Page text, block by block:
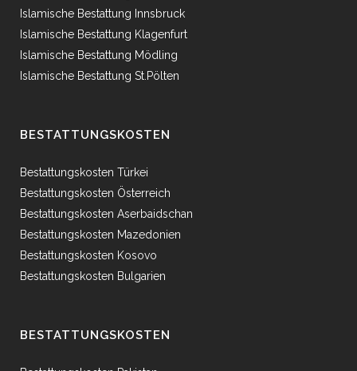
Islamische Bestattung Innsbruck
Islamische Bestattung Klagenfurt
Islamische Bestattung Mödling
Islamische Bestattung St.Pölten
BESTATTUNGSKOSTEN
Bestattungskosten Türkei
Bestattungskosten Österreich
Bestattungskosten Aserbaidschan
Bestattungskosten Mazedonien
Bestattungskosten Kosovo
Bestattungskosten Bulgarien
BESTATTUNGSKOSTEN